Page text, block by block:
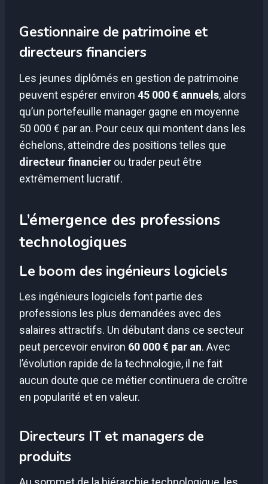
Gestionnaire de patrimoine et
directeurs financiers
Les jeunes diplômés en gestion de patrimoine
peuvent espérer environ 45 000 € annuels, alors
qu’un portefeuille manager gagne en moyenne
50 000 € par an. Pour ceux qui montent dans les
échelons, atteindre des positions telles que
directeur financier ou trader peut être
extrêmement lucratif.
L’émergence des professions
technologiques
Le boom des ingénieurs logiciels
Les ingénieurs logiciels font partie des
professions les plus demandées avec des
salaires attractifs. Un débutant dans ce secteur
peut percevoir environ 60 000 € par an. Avec
l’évolution rapide de la technologie, il ne fait
aucun doute que ce métier continuera de croître
en popularité et en valeur.
Directeurs IT et managers de
produits